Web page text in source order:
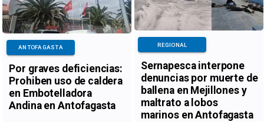
Por graves deficiencias:
Prohiben uso de caldera
en Embotelladora
Andina en Antofagasta
ANTOFAGASTA
Sernapesca interpone
denuncias por muerte de
ballena en Mejillones y
maltrato a lobos
marinos en Antofagasta
REGIONAL